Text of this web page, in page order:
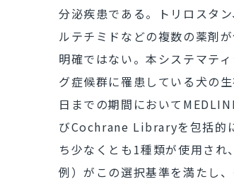
分泌疾患である。トリロスタ
ルテチミドなどの複数の薬剤
明確ではない。本システマテ
グ症候群に罹患している犬の
日までの期間において
びCochrane Libraryを包括的
ち少なくとも1種類が使用さ
例）がこの選択基準を満たし